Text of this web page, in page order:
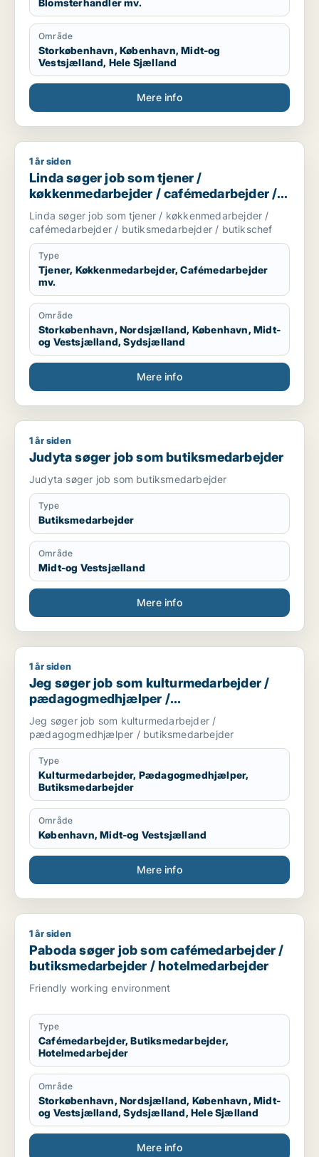
Blomsterhandler mv.
Område
Storkøbenhavn, København, Midt-og
Vestsjælland, Hele Sjælland
Mere info
Linda søger job som tjener / køkkenmedarbejder /
1 år siden
Linda søger job som tjener /
køkkenmedarbejder / cafémedarbejder /
butiksmedarbejder / butikschef
Linda søger job som tjener / køkkenmedarbejder /
cafémedarbejder / butiksmedarbejder / butikschef
Type
Tjener, Køkkenmedarbejder, Cafémedarbejder
mv.
Område
Storkøbenhavn, Nordsjælland, København, Midt-
og Vestsjælland, Sydsjælland
Mere info
Judyta søger job som butiksmedarbejder
1 år siden
Judyta søger job som butiksmedarbejder
Judyta søger job som butiksmedarbejder
Type
Butiksmedarbejder
Område
Midt-og Vestsjælland
Mere info
Jeg søger job som kulturmedarbejder /
1 år siden
Jeg søger job som kulturmedarbejder /
pædagogmedhjælper /
butiksmedarbejder
Jeg søger job som kulturmedarbejder /
pædagogmedhjælper / butiksmedarbejder
Type
Kulturmedarbejder, Pædagogmedhjælper,
Butiksmedarbejder
Område
København, Midt-og Vestsjælland
Mere info
Paboda søger job som cafémedarbejder /
1 år siden
Paboda søger job som cafémedarbejder /
butiksmedarbejder / hotelmedarbejder
Friendly working environment
Type
Cafémedarbejder, Butiksmedarbejder,
Hotelmedarbejder
Område
Storkøbenhavn, Nordsjælland, København, Midt-
og Vestsjælland, Sydsjælland, Hele Sjælland
Mere info